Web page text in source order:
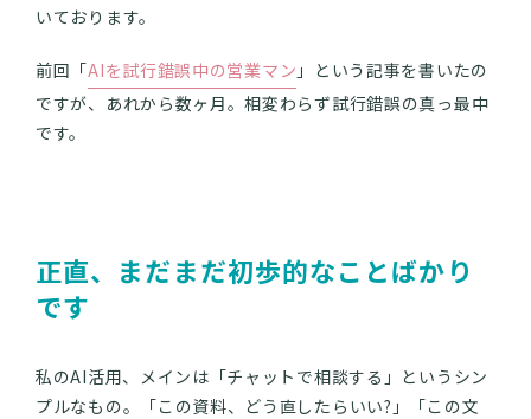
いております。
前回「AIを試行錯誤中の営業マン 」という記事を書いたの
ですが、あれから数ヶ月。相変わらず試行錯誤の真っ最中
です。
正直、まだまだ初歩的なことばかり
です
私のAI活用、メインは「チャットで相談する」というシン
プルなもの。「この資料、どう直したらいい?」「この文